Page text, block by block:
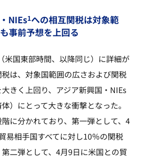
NIEs1への相互関税は対象範
事前予想を上回る
米国東部時間、以降同じ）に詳細が
は、対象国範囲の広さおよび関税
きく上回り、アジア新興国・NIEs
体）にとって大きな衝撃となった。
に分かれており、第一弾として、4
易相手国すべてに対し10％の関税
二弾として、4月9日に米国との貿